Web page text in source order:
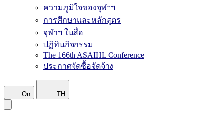
ความภูมิใจของจุฬาฯ
การศึกษาและหลักสูตร
จุฬาฯ ในสื่อ
ปฏิทินกิจกรรม
The 166th ASAIHL Conference
ประกาศจัดซื้อจัดจ้าง
On TH